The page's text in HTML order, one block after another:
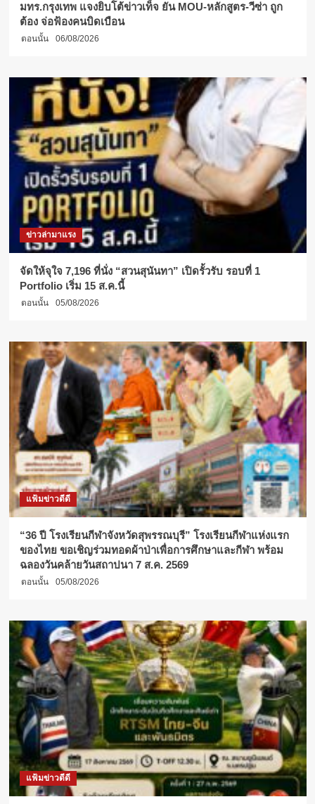
มทร.กรุงเทพ แจงยิบโต้ข่าวเท็จ ยัน MOU-หลักสูตร-วีซ่า ถูก
ต้อง จ่อฟ้องคนบิดเบือน
ตอนนั้น 06/08/2026
ข่าวล่ามาแรง
จัดให้จุใจ 7,196 ที่นั่ง “สวนสุนันทา” เปิดรั้วรับ รอบที่ 1
Portfolio เริ่ม 15 ส.ค.นี้
ตอนนั้น 05/08/2026
แฟ้มข่าวดีดี
“36 ปี โรงเรียนกีฬาจังหวัดสุพรรณบุรี” โรงเรียนกีฬาแห่งแรก
ของไทย ขอเชิญร่วมทอดผ้าป่าเพื่อการศึกษาและกีฬา พร้อม
ฉลองวันคล้ายวันสถาปนา 7 ส.ค. 2569
ตอนนั้น 05/08/2026
แฟ้มข่าวดีดี